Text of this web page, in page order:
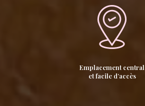
Emplacement central
et facile d’accès